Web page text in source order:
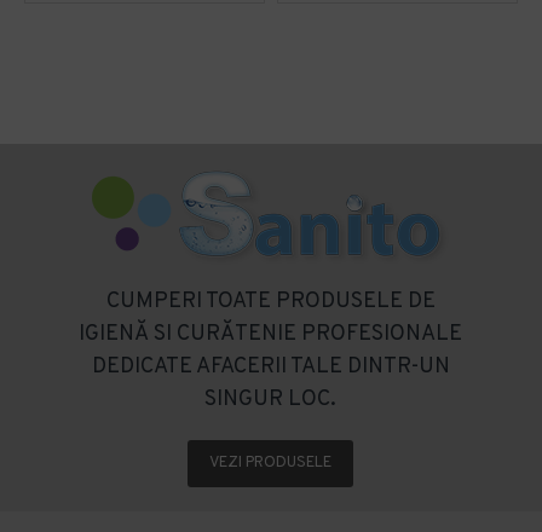
CUMPERI TOATE PRODUSELE DE
IGIENĂ SI CURĂTENIE PROFESIONALE
DEDICATE AFACERII TALE DINTR-UN
SINGUR LOC.
VEZI PRODUSELE